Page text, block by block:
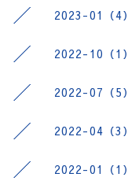
2023-01（4）
2022-10（1）
2022-07（5）
2022-04（3）
2022-01（1）